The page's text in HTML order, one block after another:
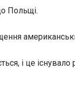
Польщі.
і це